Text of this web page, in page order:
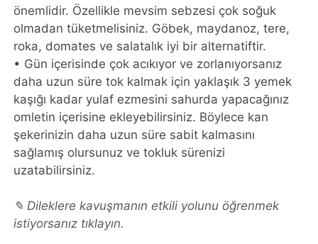
önemlidir. Özellikle mevsim sebzesi çok soğuk
olmadan tüketmelisiniz. Göbek, maydanoz, tere,
roka, domates ve salatalık iyi bir alternatiftir.
• Gün içerisinde çok acıkıyor ve zorlanıyorsanız
daha uzun süre tok kalmak için yaklaşık 3 yemek
kaşığı kadar yulaf ezmesini sahurda yapacağınız
omletin içerisine ekleyebilirsiniz. Böylece kan
şekerinizin daha uzun süre sabit kalmasını
sağlamış olursunuz ve tokluk sürenizi
uzatabilirsiniz.
✎ Dileklere kavuşmanın etkili yolunu öğrenmek
istiyorsanız tıklayın.